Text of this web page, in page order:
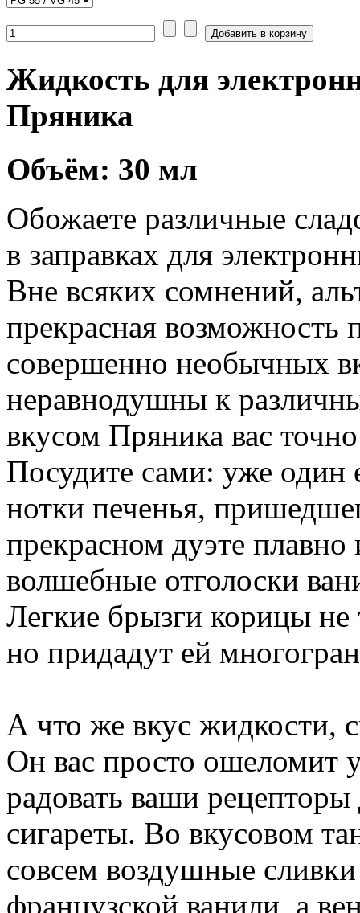
Жидкость для
Пряника
Объём: 30 мл
Обожаете различные
в заправках для
Вне всяких сомнений,
прекрасная
совершенно необычных
неравнодушны к
вкусом Пряника вас точно
Посудите сами: уже один
нотки печенья,
прекрасном дуэте
волшебные отголоски
Легкие брызги корицы не
но придадут ей
А что же вкус жидкости,
Он вас просто ошеломит
радовать ваши
сигареты. Во вкусовом
совсем воздушные
французской ванили, а